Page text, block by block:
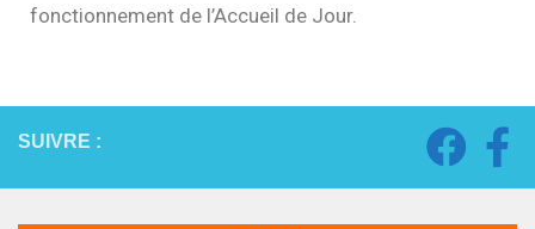
fonctionnement de l’Accueil de Jour.
SUIVRE :